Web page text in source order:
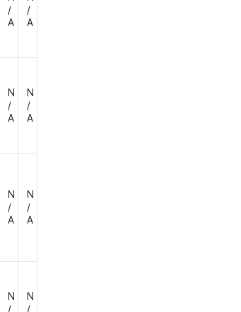
/
A
/
A
N
/
A
N
/
A
N
/
A
N
/
A
N
/
N
/